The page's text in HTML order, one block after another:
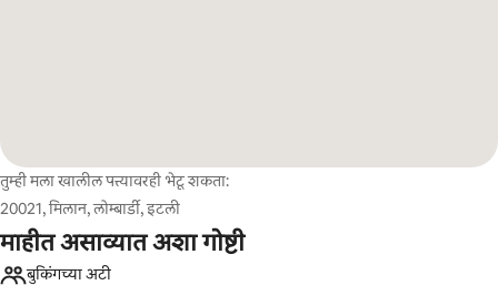
तुम्ही मला खालील पत्त्यावरही भेटू शकता:
20021, मिलान, लोम्बार्डी, इटली
माहीत असाव्यात अशा गोष्टी
बुकिंगच्या अटी